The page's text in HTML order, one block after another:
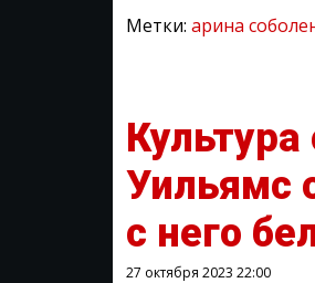
Метки: арина
Уильямс
с него
27 октября 2023 22:00